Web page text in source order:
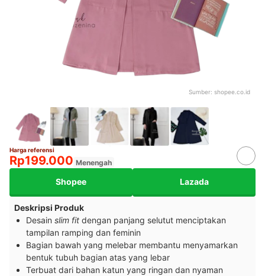
Sumber: shopee.co.id
Harga referensi
Rp199.000 Menengah
Shopee Lazada
Deskripsi Produk
Desain slim fit dengan panjang selutut menciptakan
tampilan ramping dan feminin
Bagian bawah yang melebar membantu menyamarkan
bentuk tubuh bagian atas yang lebar
Terbuat dari bahan katun yang ringan dan nyaman